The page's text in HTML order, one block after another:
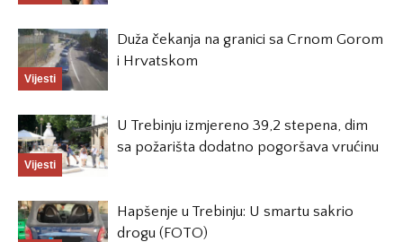
Vijesti
Duža čekanja na granici sa Crnom Gorom
i Hrvatskom
Vijesti
U Trebinju izmjereno 39,2 stepena, dim
sa požarišta dodatno pogoršava vrućinu
Hapšenje u Trebinju: U smartu sakrio
drogu (FOTO)